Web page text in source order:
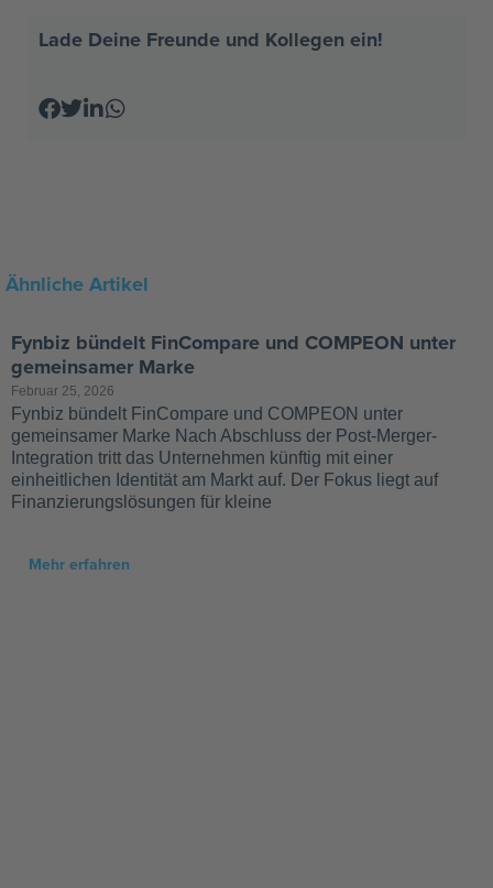
Lade Deine Freunde und Kollegen ein!
Ähnliche Artikel
Fynbiz bündelt FinCompare und COMPEON unter
gemeinsamer Marke
Februar 25, 2026
Fynbiz bündelt FinCompare und COMPEON unter
gemeinsamer Marke Nach Abschluss der Post-Merger-
Integration tritt das Unternehmen künftig mit einer
einheitlichen Identität am Markt auf. Der Fokus liegt auf
Finanzierungslösungen für kleine
Mehr erfahren